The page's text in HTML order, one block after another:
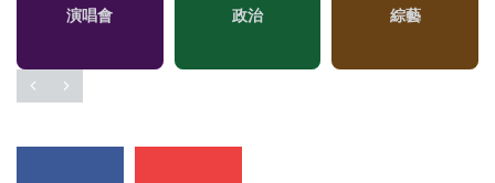
演唱會 政治 綜藝